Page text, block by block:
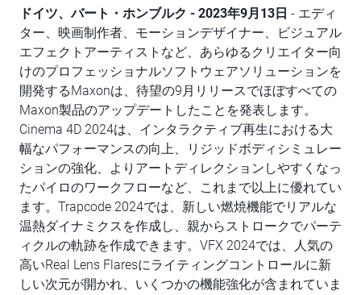
ドイツ、バート・ホンブルク - 2023年9月13日 - エディ
ター、映画制作者、モーションデザイナー、ビジュアル
エフェクトアーティストなど、あらゆるクリエイター向
けのプロフェッショナルソフトウェアソリューションを
開発するMaxonは、待望の9月リリースでほぼすべての
Maxon製品のアップデートしたことを発表します。
Cinema 4D 2024は、インタラクティブ再生における大
幅なパフォーマンスの向上、リジッドボディシミュレー
ションの強化、よりアートディレクションしやすくなっ
たパイロのワークフローなど、これまで以上に優れてい
ます。Trapcode 2024では、新しい燃焼機能でリアルな
温熱ダイナミクスを作成し、親からストロークでパーテ
ィクルの軌跡を作成できます。VFX 2024では、人気の
高いReal Lens Flaresにライティングコントロールに新
しい次元が開かれ、いくつかの機能強化が含まれていま